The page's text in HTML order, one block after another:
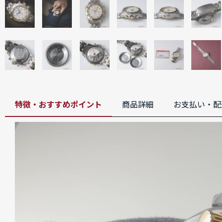
特徴・おすすめポイント 商品詳細 お支払い・